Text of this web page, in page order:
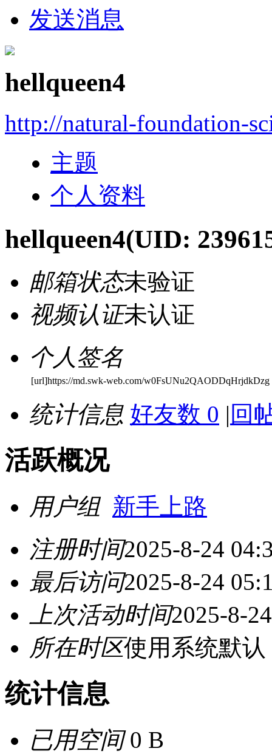
发送消息
hellqueen4
http://natural-foundation-
主题
个人资料
hellqueen4(UID:
邮箱状态未验证
视频认证未认证
个人签名
[url]https://md.swk-web.com/w0FsUNu2QAODDqHrjdkDzg
统计信息 好友数 0 | 回
活跃概况
用户组 新手上路
注册时间2025-8-24
最后访问2025-8-24
上次活动时间2025-8-
所在时区使用系统默认
统计信息
已用空间0 B